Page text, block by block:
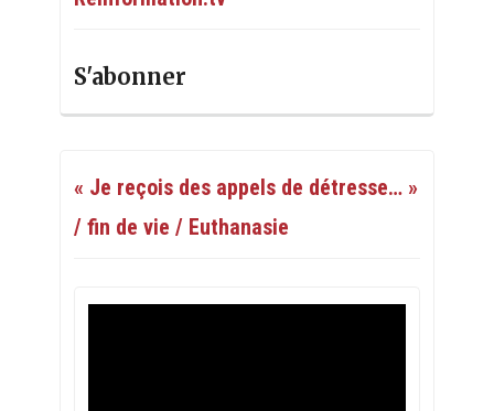
S'abonner
« Je reçois des appels de détresse… »
/ fin de vie / Euthanasie